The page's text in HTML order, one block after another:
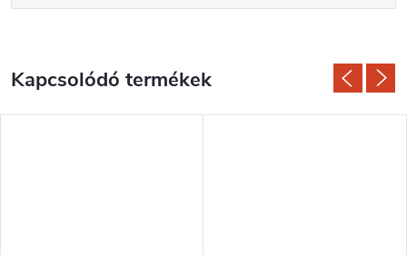
Kapcsolódó termékek